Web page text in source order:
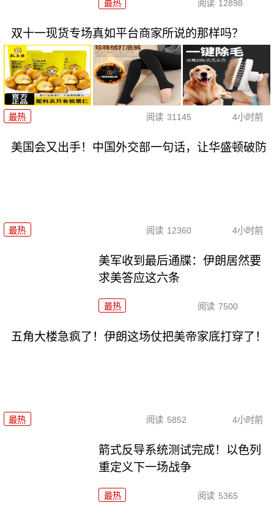
最热 阅读 12898
双十一现货专场真如平台商家所说的那样吗？
最热 阅读 31145 4小时前
美国会又出手！中国外交部一句话，让华盛顿破防
最热 阅读 12360 4小时前
美军收到最后通牒：伊朗居然要
求美答应这六条
最热 阅读 7500
五角大楼急疯了！伊朗这场仗把美帝家底打穿了！
最热 阅读 5852 4小时前
箭式反导系统测试完成！以色列
重定义下一场战争
最热 阅读 5365